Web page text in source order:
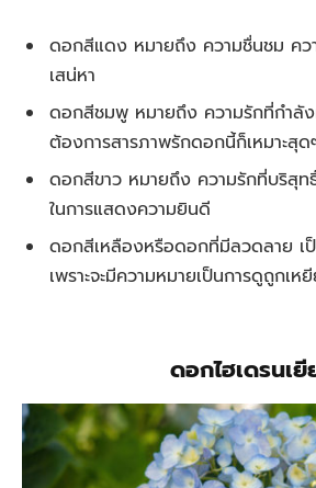
ดอกสีแดง หมายถึง ความชื่นชม คว
เสน่หา
ดอกสีชมพู หมายถึง ความรักที่กำลั
ต้องการสารภาพรักดอกนี้ก็เหมาะสุด
ดอกสีขาว หมายถึง ความรักที่บริสุท
ในการแสดงความยินดี
ดอกสีเหลืองหรือดอกที่มีลวดลาย เป็
เพราะจะมีความหมายเป็นการดูถูกเห
ดอกไฮเดรนเยี